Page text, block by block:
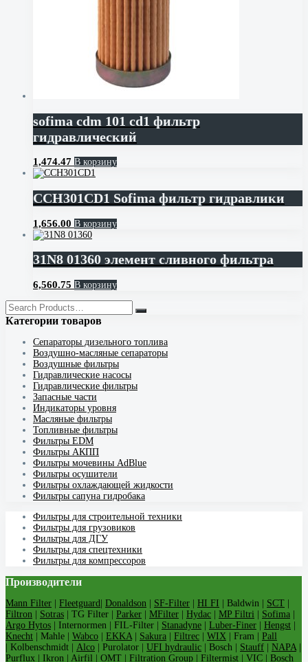
sofima cdm 101 cd1 фильтр
гидравлический
1,474.47 В корзину
CCH301CD1 Sofima фильтр гидравлики
1,656.00 В корзину
31N8 01360 элемент сливного фильтра
6,560.75 В корзину
Категории товаров
Cепараторы дизельного топлива
Воздушно-масляные сепараторы
Воздушные фильтры
Гидравлические насосы
Гидравлические фильтры
Запасные части
Индикаторы уровня
Масляные фильтры
Топливные фильтры
Фильтры EDM
Фильтры АКПП
Фильтры мочевины AdBlue
Фильтры осушители
Фильтры охлаждающей жидкости
Фильтры сапуна гидробака
Фильтры для строительной техники
Фильтры для грузовиков
Фильтры для ДГУ
Фильтры для спецтехники
Фильтры для компрессоров
Производители
Mann Filter Fleetguard Donaldson SF-Filter HI FI | Baldwin | SCT
Filtron
Sotras | TG Filter | Parker MFilter Hydac MP Filtri Sofima
Argo Hytos | Internormen | FIL-Filter | Stanadyne Luber-Finer Hengst
Knecht | Mahle | Wabco EKKA Sakura Filtrec WIX | Fram | Pall
| Kolbenschmidt | Alco | Purolator | UFI hydraulic | Bosch | Stauff NAPA
Purflux | Ikron | Airfil | OMT | Filtration Group Filtermist | VIC | Bosch